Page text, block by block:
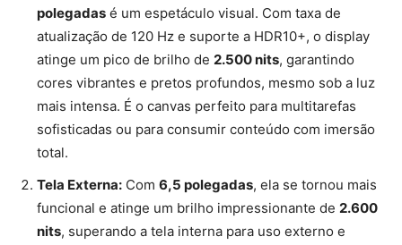
polegadas é um espetáculo visual. Com taxa de
atualização de 120 Hz e suporte a HDR10+, o display
atinge um pico de brilho de 2.500 nits, garantindo
cores vibrantes e pretos profundos, mesmo sob a luz
mais intensa. É o canvas perfeito para multitarefas
sofisticadas ou para consumir conteúdo com imersão
total.
Tela Externa: Com 6,5 polegadas, ela se tornou mais
funcional e atinge um brilho impressionante de 2.600
nits, superando a tela interna para uso externo e